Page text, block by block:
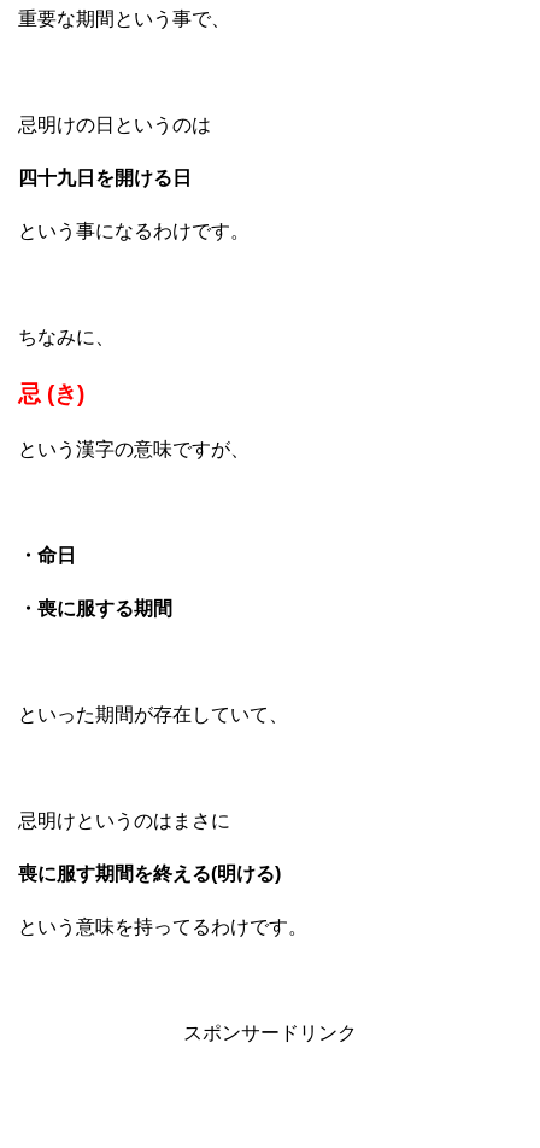
重要な期間という事で、
忌明けの日というのは
四十九日を開ける日
という事になるわけです。
ちなみに、
忌 (き)
という漢字の意味ですが、
・命日
・喪に服する期間
といった期間が存在していて、
忌明けというのはまさに
喪に服す期間を終える(明ける)
という意味を持ってるわけです。
スポンサードリンク